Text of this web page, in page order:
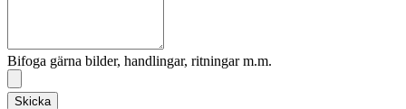
Bifoga gärna bilder, handlingar, ritningar m.m.
Skicka